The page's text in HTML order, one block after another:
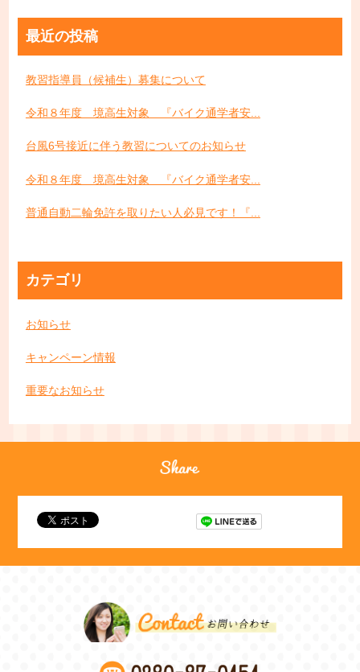
最近の投稿
教習指導員（候補生）募集について
令和８年度 境高生対象 『バイク通学者安...
台風6号接近に伴う教習についてのお知らせ
令和８年度 境高生対象 『バイク通学者安...
普通自動二輪免許を取りたい人必見です！『...
カテゴリ
お知らせ
キャンペーン情報
重要なお知らせ